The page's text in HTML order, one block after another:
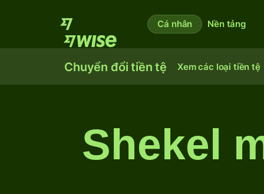
Cá nhân Nền tảng
Chuyển đổi tiền tệ Xem các loại tiền tệ
Shekel